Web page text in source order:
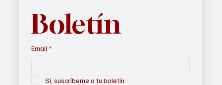
Boletín
Email *
Sí, suscríbeme a tu boletín.